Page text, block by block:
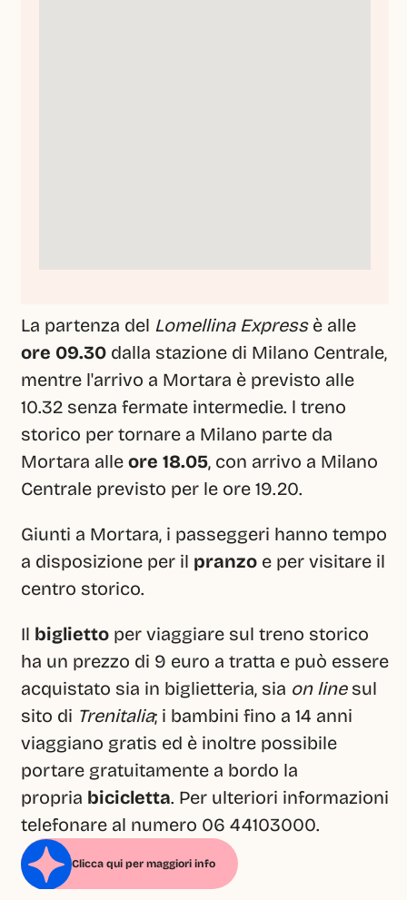
La partenza del Lomellina Express
ore 09.30 dalla stazione di Milano Centrale,
mentre l'arrivo a Mortara è previsto alle
10.32 senza fermate intermedie. l treno
storico per tornare a Milano parte da
Mortara alle ore 18.05, con arrivo a Milano
Centrale previsto per le ore 19.20.
Giunti a Mortara, i passeggeri hanno tempo
a disposizione per il pranzo e per visitare il
centro storico.
Il biglietto per viaggiare sul treno storico
ha un prezzo di 9 euro a tratta e può essere
acquistato sia in biglietteria, sia on line sul
sito di Trenitalia; i bambini fino a 14 anni
viaggiano gratis ed è inoltre possibile
portare gratuitamente a bordo la
propria bicicletta. Per ulteriori informazioni
telefonare al numero 06 44103000.
Clicca qui per maggiori info